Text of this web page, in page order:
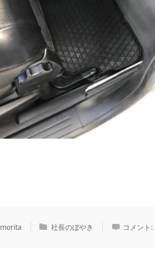
morita 社長のぼやき コメント: